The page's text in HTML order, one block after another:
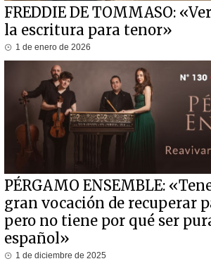
FREDDIE DE TOMMASO:
la escritura para tenor»
1 de enero de 2026
PÉRGAMO ENSEMBLE:
gran vocación de recuperar
pero no tiene por qué ser
español»
1 de diciembre de 2025